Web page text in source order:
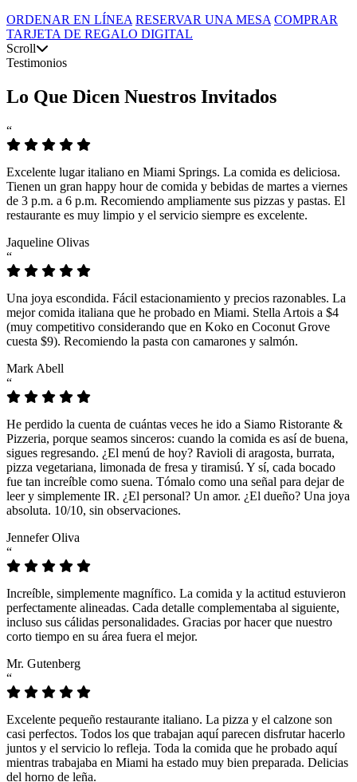
ORDENAR EN LÍNEA RESERVAR UNA MESA COMPRAR
TARJETA DE REGALO DIGITAL
Scroll
Testimonios
Lo Que Dicen Nuestros Invitados
“
Excelente lugar italiano en Miami Springs. La comida es deliciosa.
Tienen un gran happy hour de comida y bebidas de martes a viernes
de 3 p.m. a 6 p.m. Recomiendo ampliamente sus pizzas y pastas. El
restaurante es muy limpio y el servicio siempre es excelente.
Jaqueline Olivas
“
Una joya escondida. Fácil estacionamiento y precios razonables. La
mejor comida italiana que he probado en Miami. Stella Artois a $4
(muy competitivo considerando que en Koko en Coconut Grove
cuesta $9). Recomiendo la pasta con camarones y salmón.
Mark Abell
“
He perdido la cuenta de cuántas veces he ido a Siamo Ristorante &
Pizzeria, porque seamos sinceros: cuando la comida es así de buena,
sigues regresando. ¿El menú de hoy? Ravioli di aragosta, burrata,
pizza vegetariana, limonada de fresa y tiramisú. Y sí, cada bocado
fue tan increíble como suena. Tómalo como una señal para dejar de
leer y simplemente IR. ¿El personal? Un amor. ¿El dueño? Una joya
absoluta. 10/10, sin observaciones.
Jennefer Oliva
“
Increíble, simplemente magnífico. La comida y la actitud estuvieron
perfectamente alineadas. Cada detalle complementaba al siguiente,
incluso sus cálidas personalidades. Gracias por hacer que nuestro
corto tiempo en su área fuera el mejor.
Mr. Gutenberg
“
Excelente pequeño restaurante italiano. La pizza y el calzone son
casi perfectos. Todos los que trabajan aquí parecen disfrutar hacerlo
juntos y el servicio lo refleja. Toda la comida que he probado aquí
mientras trabajaba en Miami ha estado muy bien preparada. Delicias
del horno de leña.